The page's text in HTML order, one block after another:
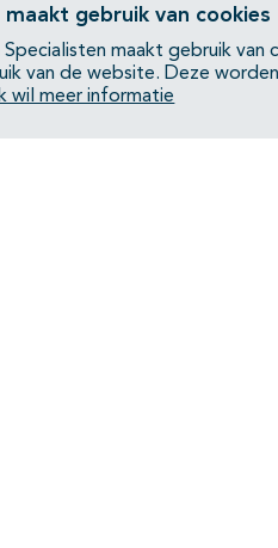
gebruik van cookies
maakt gebruik van
van de website. Deze
Ik wil meer informatie